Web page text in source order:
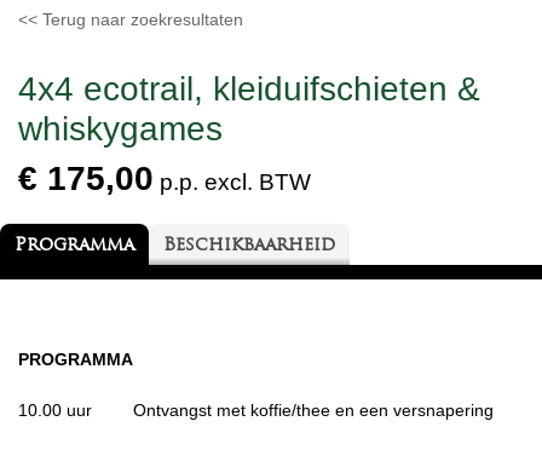
<< Terug naar zoekresultaten
4x4 ecotrail, kleiduifschieten &
whiskygames
€ 175,00 p.p. excl. BTW
Programma Beschikbaarheid
PROGRAMMA
10.00 uur Ontvangst met koffie/thee en een versnapering